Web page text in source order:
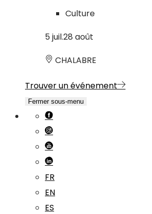
Culture
5 juil.28 août
CHALABRE
Trouver un événement
Fermer sous-menu
FR
EN
ES